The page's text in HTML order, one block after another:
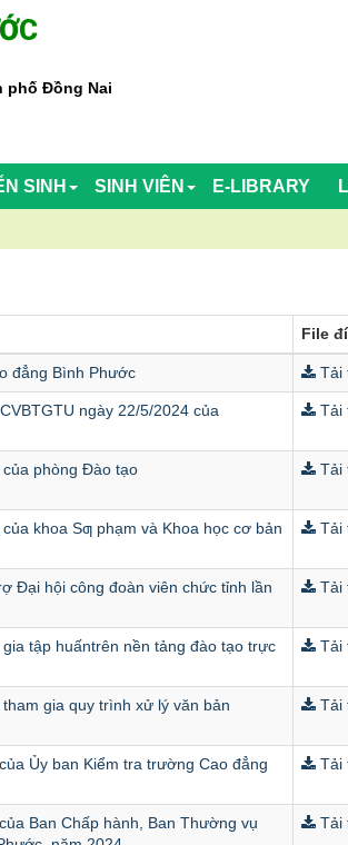
phố Đồng Nai
SINH SINH VIÊN E-LIBRARY
File
đẳng Bình Phước Tải
ngày 22/5/2024 của
Tải
phòng Đào tạo Tải
khoa Sƣ phạm và Khoa học cơ bản Tải
Đại hội công đoàn viên chức tỉnh lần
Tải
tập huấntrên nền tảng đào tạo trực
Tải
gia quy trình xử lý văn bản Tải
Ủy ban Kiểm tra trường Cao đẳng
Tải
Ban Chấp hành, Ban Thường vụ
Tải